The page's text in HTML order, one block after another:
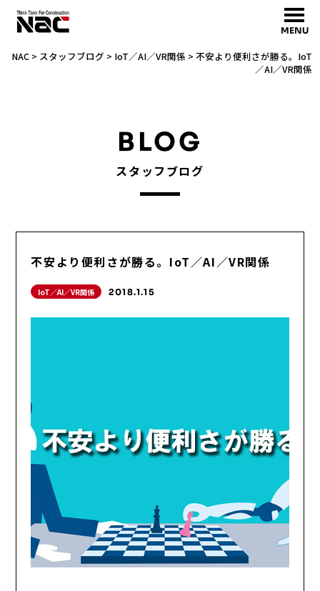
MENU
NAC> スタッフブログ > IoT／AI／VR関係 > 不安より便利さが勝る。IoT
／AI／VR関係
BLOG
スタッフブログ
不安より便利さが勝る。IoT／AI／VR関係
IoT／AI／VR関係 2018.1.15